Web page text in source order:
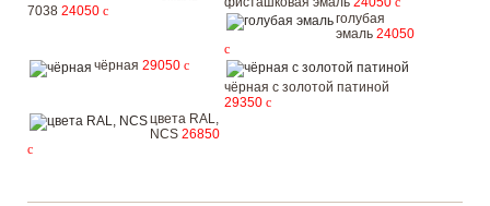
7038 24050 c
голубая
эмаль 24050
c
чёрная 29050 c
чёрная с золотой патиной
29350 c
цвета RAL,
NCS 26850
c